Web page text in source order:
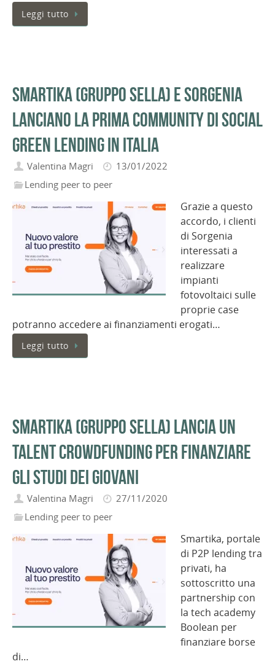
Leggi tutto
Smartika (Gruppo Sella) e Sorgenia
lanciano la prima community di social
green lending in Italia
Valentina Magri
13/01/2022
Lending peer to peer
Grazie a questo
accordo, i clienti
di Sorgenia
interessati a
realizzare
impianti
fotovoltaici sulle
proprie case
potranno accedere ai finanziamenti erogati…
Leggi tutto
Smartika (Gruppo Sella) lancia un
talent crowdfunding per finanziare
gli studi dei giovani
Valentina Magri
27/11/2020
Lending peer to peer
Smartika, portale
di P2P lending tra
privati, ha
sottoscritto una
partnership con
la tech academy
Boolean per
finanziare borse
di…